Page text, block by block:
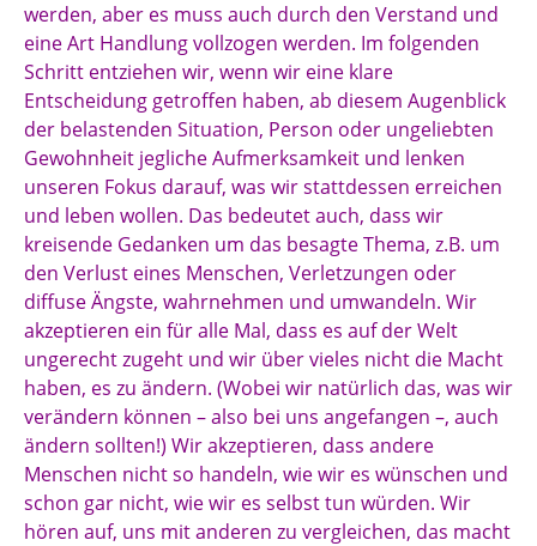
werden, aber es muss auch durch den Verstand und
eine Art Handlung vollzogen werden. Im folgenden
Schritt entziehen wir, wenn wir eine klare
Entscheidung getroffen haben, ab diesem Augenblick
der belastenden Situation, Person oder ungeliebten
Gewohnheit jegliche Aufmerksamkeit und lenken
unseren Fokus darauf, was wir stattdessen erreichen
und leben wollen. Das bedeutet auch, dass wir
kreisende Gedanken um das besagte Thema, z.B. um
den Verlust eines Menschen, Verletzungen oder
diffuse Ängste, wahrnehmen und umwandeln. Wir
akzeptieren ein für alle Mal, dass es auf der Welt
ungerecht zugeht und wir über vieles nicht die Macht
haben, es zu ändern. (Wobei wir natürlich das, was wir
verändern können – also bei uns angefangen –, auch
ändern sollten!) Wir akzeptieren, dass andere
Menschen nicht so handeln, wie wir es wünschen und
schon gar nicht, wie wir es selbst tun würden. Wir
hören auf, uns mit anderen zu vergleichen, das macht